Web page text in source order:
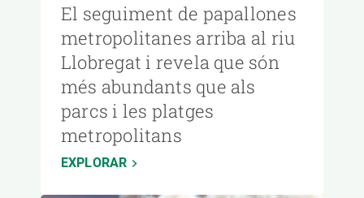
El seguiment de papallones
metropolitanes arriba al riu
Llobregat i revela que són
més abundants que als
parcs i les platges
metropolitans
EXPLORAR